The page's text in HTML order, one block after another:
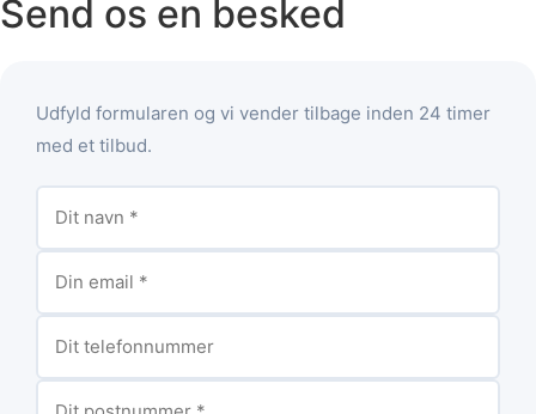
Send os en besked
Udfyld formularen og vi vender tilbage inden 24 timer
med et tilbud.